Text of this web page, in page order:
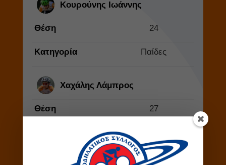
Κουρούνης Ιωάννης
Θέση 24
Κατηγορία Παίδες
Χαχάλης Λάμπρος
Θέση 27